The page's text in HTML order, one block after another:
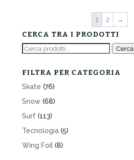
1 2 →
CERCA TRA I PRODOTTI
Cerca: Cerca
FILTRA PER CATEGORIA
Skate (76)
Snow (68)
Surf (113)
Tecnologia (5)
Wing Foil (8)